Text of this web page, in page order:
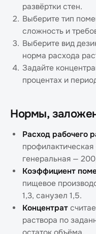
развёртки стен.
Выберите тип
сложность и
Выберите вид
норма расхода
Задайте
процентах и
Нормы,
Расход рабочего
генеральная —
Коэффициент
пищевое
1,3, санузел 1,5.
Концентрат
раствора по